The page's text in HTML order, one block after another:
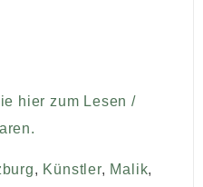
hier zum Lesen /
, Künstler, Malik,